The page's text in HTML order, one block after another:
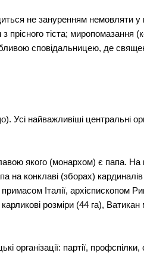
не зануренням немовляти у
тіста; миропомазання
сповідальницею, де
Усі найважливіші центральні
якого (монархом) є папа. На
конклаві (зборах) кардиналів
Італії, архієпископом
розміри (44 га), Ватикан
організації: партії,